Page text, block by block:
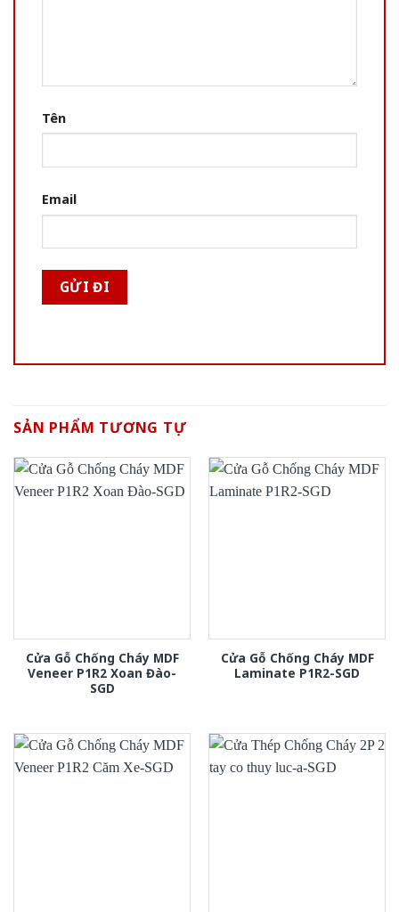
Tên
Email
SẢN PHẨM TƯƠNG TỰ
Cửa Gỗ Chống Cháy MDF
Veneer P1R2 Xoan Đào-
SGD
Cửa Gỗ Chống Cháy MDF
Laminate P1R2-SGD